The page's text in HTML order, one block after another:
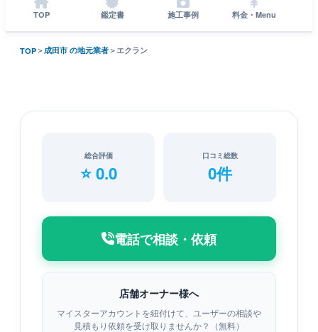
TOP 鑑定書 施工事例 料金・Menu
TOP＞成田市 の地元業者＞エクラン
総合評価
⭐ 0.0
口コミ総数
0件
電話で相談・依頼
店舗オーナー様へ
マイスターアカウントを紐付けて、ユーザーの相談や
見積もり依頼を受け取りませんか？（無料）